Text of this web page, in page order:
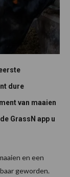
dure
van maaien
GrassN app u
en een
geworden.